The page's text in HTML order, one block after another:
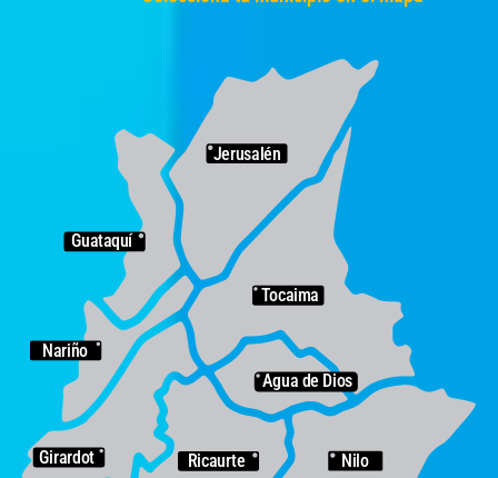
Nilo
Ricaurte
Agua de Dios
Girardot
Nariño
Guataquí
Jerusalén
Tocaima